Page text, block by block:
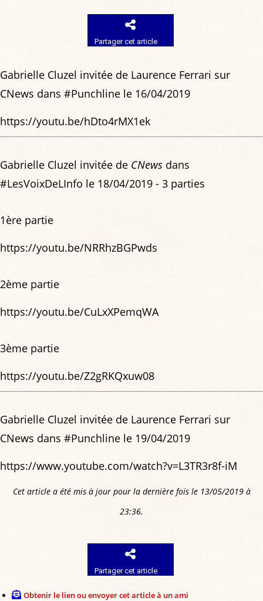
Partager cet article
Gabrielle Cluzel invitée de Laurence Ferrari sur
CNews dans #Punchline le 16/04/2019
https://youtu.be/hDto4rMX1ek
Gabrielle Cluzel invitée de CNews dans
#LesVoixDeLInfo le 18/04/2019 - 3 parties
1ère partie
https://youtu.be/NRRhzBGPwds
2ème partie
https://youtu.be/CuLxXPemqWA
3ème partie
https://youtu.be/Z2gRKQxuw08
Gabrielle Cluzel invitée de Laurence Ferrari sur
CNews dans #Punchline le 19/04/2019
https://www.youtube.com/watch?v=L3TR3r8f-iM
Cet article a été mis à jour pour la dernière fois le 13/05/2019 à
23:36.
Partager cet article
Obtenir le lien ou envoyer cet article à un ami